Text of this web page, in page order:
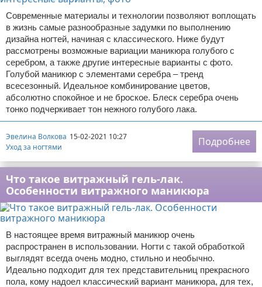
Современные материалы и технологии позволяют воплощать
в жизнь самые разнообразные задумки по выполнению
дизайна ногтей, начиная с классического. Ниже будут
рассмотрены возможные вариации маникюра голубого с
серебром, а также другие интересные варианты с фото.
Голубой маникюр с элементами серебра – тренд
всесезонный. Идеальное комбинирование цветов,
абсолютно спокойное и не броское. Блеск серебра очень
тонко подчеркивает тон нежного голубого лака.
Эвелина Волкова 15-02-2021 10:27
Уход за ногтями
Подробнее
Что такое витражный гель-лак.
Особенности витражного маникюра
В настоящее время витражный маникюр очень
распространен в использовании. Ногти с такой обработкой
выглядят всегда очень модно, стильно и необычно.
Идеально подходит для тех представительниц прекрасного
пола, кому надоел классический вариант маникюра, для тех,